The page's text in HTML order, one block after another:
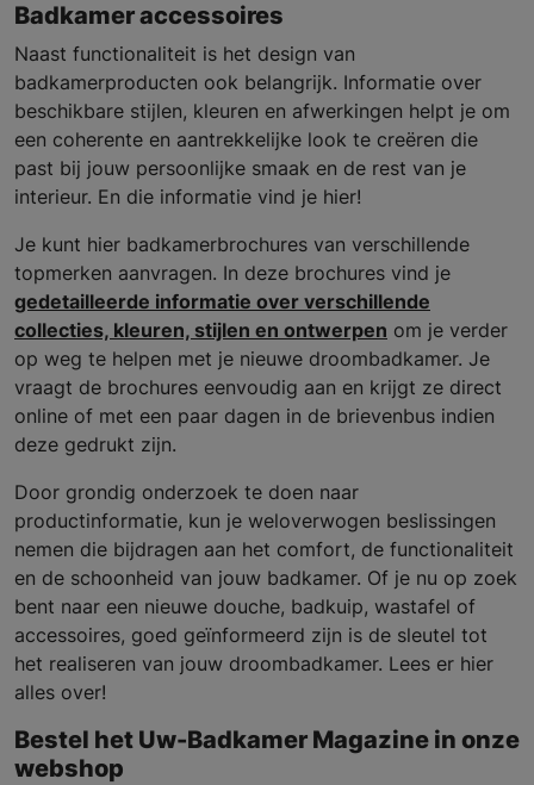
Badkamer accessoires
Naast functionaliteit is het design van
badkamerproducten ook belangrijk. Informatie over
beschikbare stijlen, kleuren en afwerkingen helpt je om
een coherente en aantrekkelijke look te creëren die
past bij jouw persoonlijke smaak en de rest van je
interieur. En die informatie vind je hier!
Je kunt hier badkamerbrochures van verschillende
topmerken aanvragen. In deze brochures vind je
gedetailleerde informatie over verschillende
collecties, kleuren, stijlen en ontwerpen om je verder
op weg te helpen met je nieuwe droombadkamer. Je
vraagt de brochures eenvoudig aan en krijgt ze direct
online of met een paar dagen in de brievenbus indien
deze gedrukt zijn.
Door grondig onderzoek te doen naar
productinformatie, kun je weloverwogen beslissingen
nemen die bijdragen aan het comfort, de functionaliteit
en de schoonheid van jouw badkamer. Of je nu op zoek
bent naar een nieuwe douche, badkuip, wastafel of
accessoires, goed geïnformeerd zijn is de sleutel tot
het realiseren van jouw droombadkamer. Lees er hier
alles over!
Bestel het Uw-Badkamer Magazine in onze
webshop